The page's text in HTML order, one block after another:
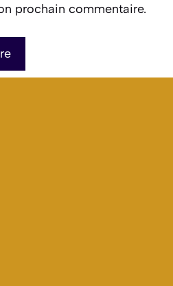
prochain commentaire.